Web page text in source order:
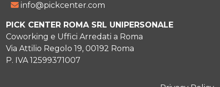
info@pickcenter.com
PICK CENTER ROMA SRL UNIPERSONALE
Coworking e Uffici Arredati a Roma
Via Attilio Regolo 19, 00192 Roma
P. IVA 12599371007